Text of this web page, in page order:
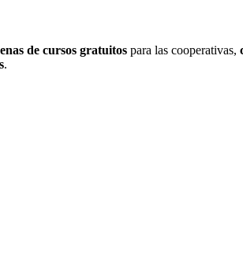
de cursos gratuitos para las cooperativas,
.